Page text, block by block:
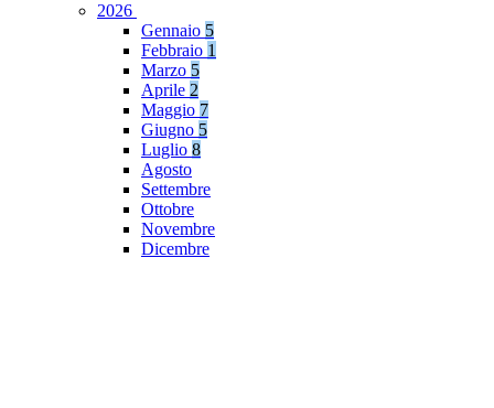
2026
Gennaio 5
Febbraio 1
Marzo 5
Aprile 2
Maggio 7
Giugno 5
Luglio 8
Agosto
Settembre
Ottobre
Novembre
Dicembre